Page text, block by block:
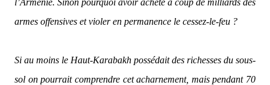
l’Arménie. Sinon pourquoi avoir acheté à coup de milliards des
armes offensives et violer en permanence le cessez-le-feu ?
Si au moins le Haut-Karabakh possédait des richesses du sous-
sol on pourrait comprendre cet acharnement, mais pendant 70